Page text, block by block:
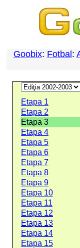
Goobix: Fotbal :
Etapa 1
Etapa 2
Etapa 3
Etapa 4
Etapa 5
Etapa 6
Etapa 7
Etapa 8
Etapa 9
Etapa 10
Etapa 11
Etapa 12
Etapa 13
Etapa 14
Etapa 15